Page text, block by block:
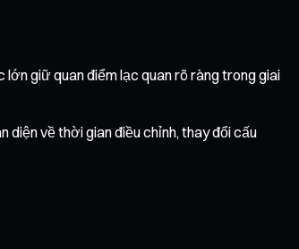
giữ quan điểm lạc quan rõ ràng trong giai
diện về thời gian điều chỉnh, thay đổi cấu